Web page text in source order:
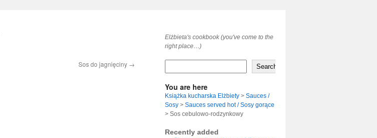
Elżbieta's cookbook (you've come to the
right place…)
Sos do jagnięciny → Search
You are here
Książka kucharska Elżbiety > Sauces /
Sosy > Sauces served hot / Sosy gorące
> Sos cebulowo-rodzynkowy
Recently added